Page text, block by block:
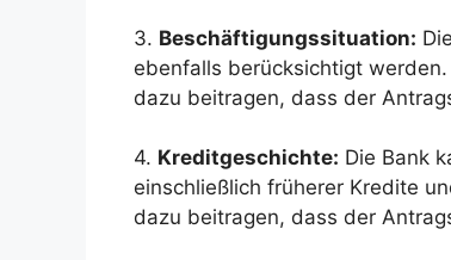
3. Beschäftigungssituation:
ebenfalls berücksichtigt
dazu beitragen, dass der
4. Kreditgeschichte: Die Bank
einschließlich früherer Kredite
dazu beitragen, dass der